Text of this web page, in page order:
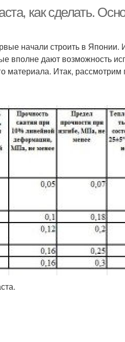
как сделать.
начали строить в
вполне дают возможность
материала. Итак,